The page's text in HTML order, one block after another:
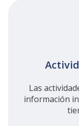
Las
información